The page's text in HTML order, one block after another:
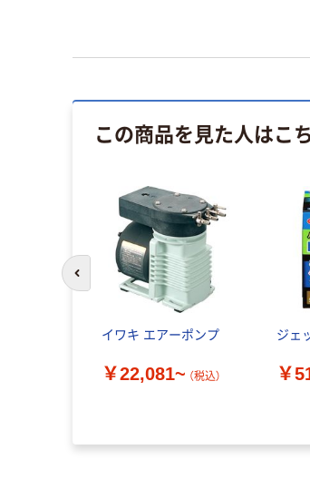
この商品を見た人はこ
イワキ エアーポンプ
￥22,081~ （税込）
ジェ
￥
前のスライドへ